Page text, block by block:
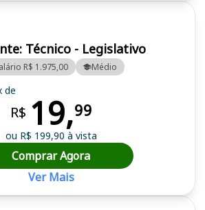
Técnico - Legislativo
R$ 1.975,00 Médio
de
R$ 19,99
ou R$ 199,90 à vista
Comprar Agora
Ver Mais